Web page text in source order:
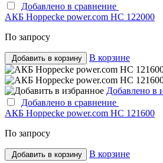
Добавлено в сравнение
АКБ Hoppecke power.com HC 122000
По запросу
Добавить в корзину В корзине
Добавлено в
Добавлено в сравнение
АКБ Hoppecke power.com HC 121600
По запросу
Добавить в корзину В корзине